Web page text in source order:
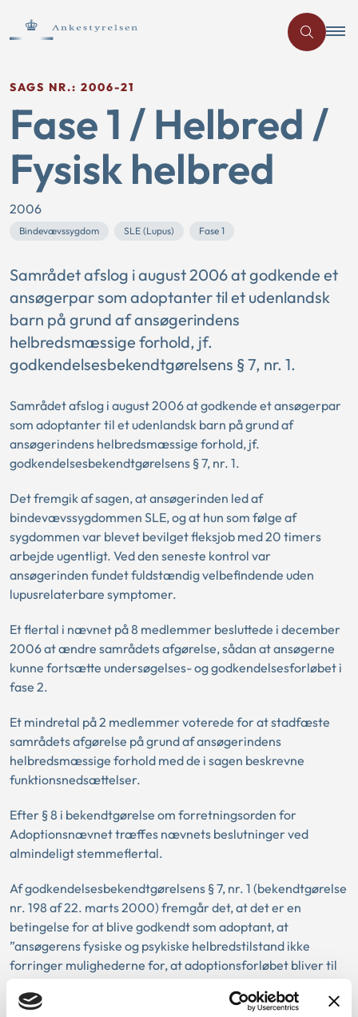
SAGS NR.: 2006-21
Fase 1 / Helbred /
Fysisk helbred
2006
Bindevævssygdom SLE (Lupus) Fase 1
Samrådet afslog i august 2006 at godkende et
ansøgerpar som adoptanter til et udenlandsk
barn på grund af ansøgerindens
helbredsmæssige forhold, jf.
godkendelsesbekendtgørelsens § 7, nr. 1.
Samrådet afslog i august 2006 at godkende et ansøgerpar
som adoptanter til et udenlandsk barn på grund af
ansøgerindens helbredsmæssige forhold, jf.
godkendelsesbekendtgørelsens § 7, nr. 1.
Det fremgik af sagen, at ansøgerinden led af
bindevævssygdommen SLE, og at hun som følge af
sygdommen var blevet bevilget fleksjob med 20 timers
arbejde ugentligt. Ved den seneste kontrol var
ansøgerinden fundet fuldstændig velbefindende uden
lupusrelaterbare symptomer.
Et flertal i nævnet på 8 medlemmer besluttede i december
2006 at ændre samrådets afgørelse, sådan at ansøgerne
kunne fortsætte undersøgelses- og godkendelsesforløbet i
fase 2.
Et mindretal på 2 medlemmer voterede for at stadfæste
samrådets afgørelse på grund af ansøgerindens
helbredsmæssige forhold med de i sagen beskrevne
funktionsnedsættelser.
Efter § 8 i bekendtgørelse om forretningsorden for
Adoptionsnævnet træffes nævnets beslutninger ved
almindeligt stemmeflertal.
Af godkendelsesbekendtgørelsens § 7, nr. 1 (bekendtgørelse
nr. 198 af 22. marts 2000) fremgår det, at det er en
betingelse for at blive godkendt som adoptant, at
”ansøgerens fysiske og psykiske helbredstilstand ikke
forringer mulighederne for, at adoptionsforløbet bliver til